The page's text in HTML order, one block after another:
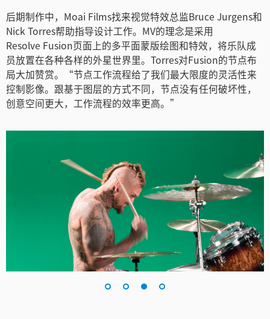
后期制作中，Moai Films找来视觉特效总监Bruce Jurgens和
Nick Torres帮助指导设计工作。MV的理念是采用
Resolve Fusion页面上的多平面蒙版绘图和特效，将乐队成
员放置在各种各样的外星世界里。Torres对Fusion的节点布
局大加赞赏。“节点工作流程给了我们最大限度的灵活性来
控制影像。跟基于图层的方式不同，节点没有任何破坏性，
创意空间更大，工作流程的效率更高。”